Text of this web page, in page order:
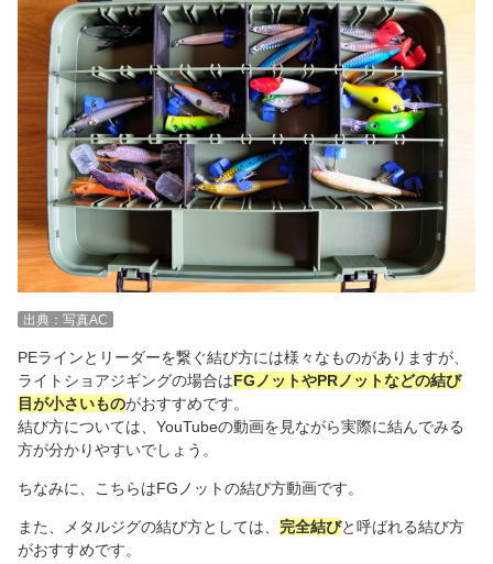
出典：写真AC
PEラインとリーダーを繋ぐ結び方には様々なものがありますが、
ライトショアジギングの場合はFGノットやPRノットなどの結び
目が小さいものがおすすめです。
結び方については、YouTubeの動画を見ながら実際に結んでみる
方が分かりやすいでしょう。
ちなみに、こちらはFGノットの結び方動画です。
また、メタルジグの結び方としては、 完全結びと呼ばれる結び方
がおすすめです。